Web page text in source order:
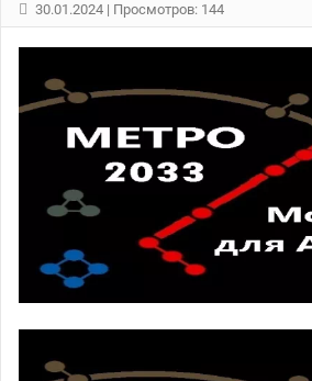
30.01.2024 | Просмотров: 144